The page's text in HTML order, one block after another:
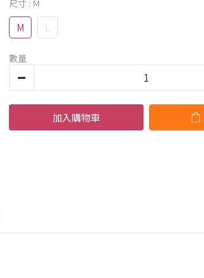
尺寸 : M
M L
數量
加入購物車